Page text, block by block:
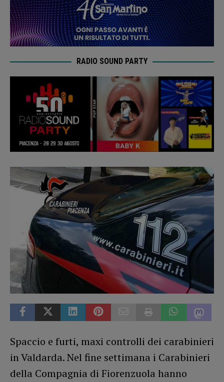
RADIO SOUND PARTY
Spaccio e furti, maxi controlli dei carabinieri
in Valdarda. Nel fine settimana i Carabinieri
della Compagnia di Fiorenzuola hanno